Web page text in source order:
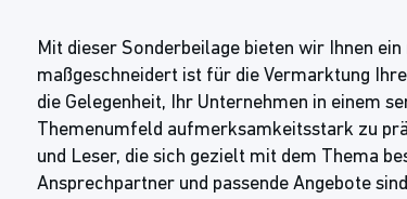
Mit dieser Sonderbeilage bieten wir Ihnen
maßgeschneidert ist für die Vermarktung
die Gelegenheit, Ihr Unternehmen in einem
Themenumfeld aufmerksamkeitsstark zu
und Leser, die sich gezielt mit dem Thema
Ansprechpartner und passende Angebote